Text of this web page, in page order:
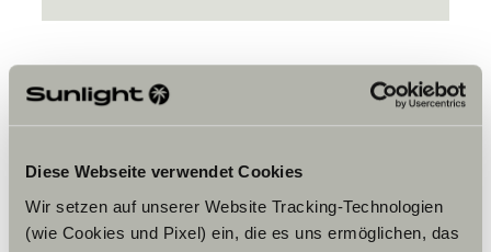
Diese Webseite verwendet Cookies
Wir setzen auf unserer Website Tracking-Technologien
(wie Cookies und Pixel) ein, die es uns ermöglichen, das
Zaakceptuj marketingowe pliki
cookie, aby zobaczyć treści.